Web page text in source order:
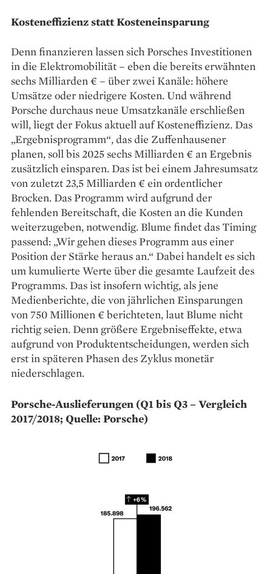
Kosteneffizienz statt Kosteneinsparung
Denn finanzieren lassen sich Porsches Investitionen
in die Elektromobilität – eben die bereits erwähnten
sechs Milliarden € – über zwei Kanäle: höhere
Umsätze oder niedrigere Kosten. Und während
Porsche durchaus neue Umsatzkanäle erschließen
will, liegt der Fokus aktuell auf Kosteneffizienz. Das
„Ergebnisprogramm“, das die Zuffenhausener
planen, soll bis 2025 sechs Milliarden € an Ergebnis
zusätzlich einsparen. Das ist bei einem Jahresumsatz
von zuletzt 23,5 Milliarden € ein ordentlicher
Brocken. Das Programm wird aufgrund der
fehlenden Bereitschaft, die Kosten an die Kunden
weiterzugeben, notwendig. Blume findet das Timing
passend: „Wir gehen dieses Programm aus einer
Position der Stärke heraus an.“ Dabei handelt es sich
um kumulierte Werte über die gesamte Laufzeit des
Programms. Das ist insofern wichtig, als jene
Medienberichte, die von jährlichen Einsparungen
von 750 Millionen € berichteten, laut Blume nicht
richtig seien. Denn größere Ergebniseffekte, etwa
aufgrund von Produktentscheidungen, werden sich
erst in späteren Phasen des Zyklus monetär
niederschlagen.
Porsche-Auslieferungen (Q1 bis Q3 – Vergleich
2017/2018; Quelle: Porsche)